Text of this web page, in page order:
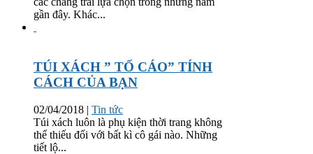
gần đây. Khác...
TÚI XÁCH ” TỐ CÁO” TÍNH
CÁCH CỦA BẠN
02/04/2018 | Tin tức
Túi xách luôn là phụ kiện thời trang không
thể thiếu đối với bất kì cô gái nào. Những
tiết lộ...